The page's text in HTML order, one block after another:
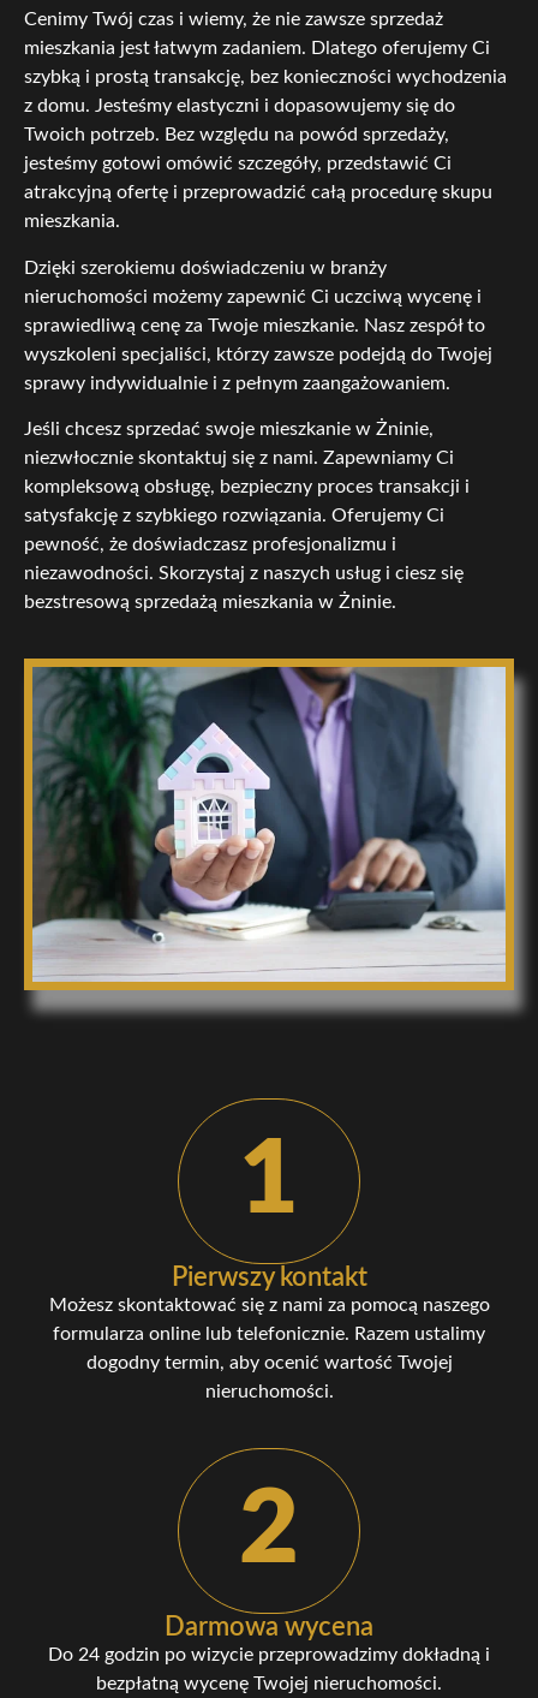
Cenimy Twój czas i wiemy, że nie zawsze sprzedaż
mieszkania jest łatwym zadaniem. Dlatego oferujemy Ci
szybką i prostą transakcję, bez konieczności wychodzenia
z domu. Jesteśmy elastyczni i dopasowujemy się do
Twoich potrzeb. Bez względu na powód sprzedaży,
jesteśmy gotowi omówić szczegóły, przedstawić Ci
atrakcyjną ofertę i przeprowadzić całą procedurę skupu
mieszkania.
Dzięki szerokiemu doświadczeniu w branży
nieruchomości możemy zapewnić Ci uczciwą wycenę i
sprawiedliwą cenę za Twoje mieszkanie. Nasz zespół to
wyszkoleni specjaliści, którzy zawsze podejdą do Twojej
sprawy indywidualnie i z pełnym zaangażowaniem.
Jeśli chcesz sprzedać swoje mieszkanie w Żninie,
niezwłocznie skontaktuj się z nami. Zapewniamy Ci
kompleksową obsługę, bezpieczny proces transakcji i
satysfakcję z szybkiego rozwiązania. Oferujemy Ci
pewność, że doświadczasz profesjonalizmu i
niezawodności. Skorzystaj z naszych usług i ciesz się
bezstresową sprzedażą mieszkania w Żninie.
1
Pierwszy kontakt
Możesz skontaktować się z nami za pomocą naszego
formularza online lub telefonicznie. Razem ustalimy
dogodny termin, aby ocenić wartość Twojej
nieruchomości.
2
Darmowa wycena
Do 24 godzin po wizycie przeprowadzimy dokładną i
bezpłatną wycenę Twojej nieruchomości.